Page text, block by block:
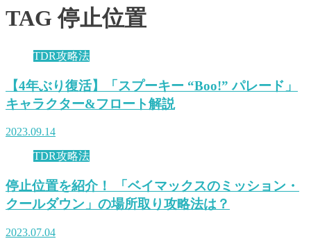
TAG 停止位置
TDR攻略法
【4年ぶり復活】「スプーキー “Boo!” パレード」
キャラクター&フロート解説
2023.09.14
TDR攻略法
停止位置を紹介！ 「ベイマックスのミッション・
クールダウン」の場所取り攻略法は？
2023.07.04